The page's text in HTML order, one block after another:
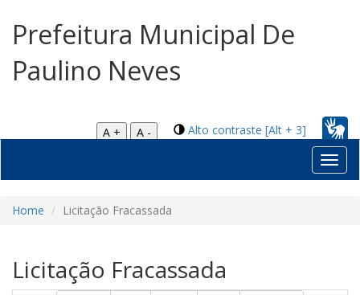
Prefeitura Municipal De
Paulino Neves
Alto contraste [Alt + 3]
A +
A -
Home Licitação Fracassada
Licitação Fracassada